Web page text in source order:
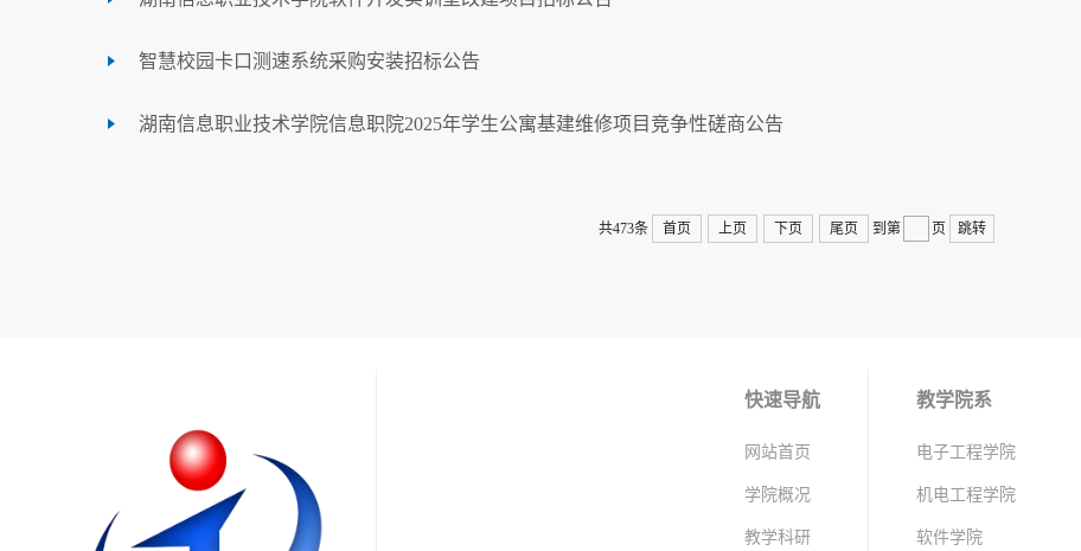
智慧校园卡口测速系统采购安装招标公告
湖南信息职业技术学院信息职院2025年学生公寓基建维修项目竞争性磋商公告
共473条 首页 上页 下页 尾页 到第 页 跳转
快速导航
网站首页
学院概况
教学科研
教学院系
电子工程学院
机电工程学院
软件学院